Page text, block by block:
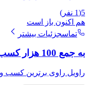
5
(
1 نفر)
هم اکنون باز است
تماسجزئیات بیشتر
به جمع 100 هزار کسب‌وکار کرجی در راویل بپیوندید
راویل راوی برترین کسب